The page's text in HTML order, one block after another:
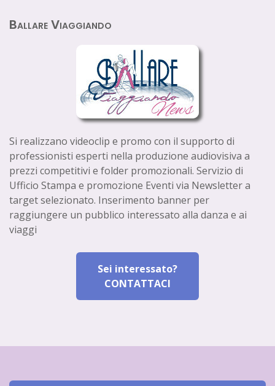
Ballare Viaggiando
Si realizzano videoclip e promo con il supporto di
professionisti esperti nella produzione audiovisiva a
prezzi competitivi e folder promozionali. Servizio di
Ufficio Stampa e promozione Eventi via Newsletter a
target selezionato. Inserimento banner per
raggiungere un pubblico interessato alla danza e ai
viaggi
Sei interessato?
CONTATTACI